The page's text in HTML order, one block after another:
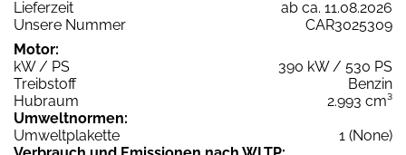
Lieferzeit
ab ca. 11.08.2026
Unsere Nummer
CAR3025309
Motor:
kW / PS
390 kW / 530 PS
Treibstoff
Benzin
Hubraum
2.993 cm³
Umweltnormen:
Umweltplakette
1 (None)